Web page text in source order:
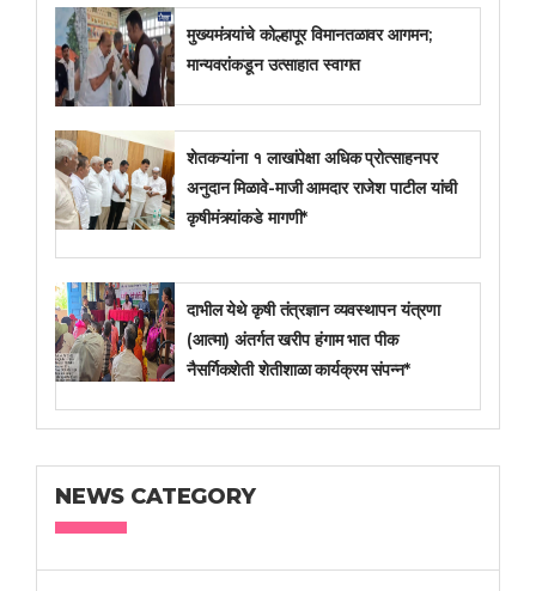
मुख्यमंत्र्यांचे कोल्हापूर विमानतळावर आगमन;
मान्यवरांकडून उत्साहात स्वागत
शेतकऱ्यांना १ लाखांपेक्षा अधिक प्रोत्साहनपर
अनुदान मिळावे-माजी आमदार राजेश पाटील यांची
कृषीमंत्र्यांकडे मागणी*
दाभील येथे कृषी तंत्रज्ञान व्यवस्थापन यंत्रणा
(आत्मा) अंतर्गत खरीप हंगाम भात पीक
नैसर्गिकशेती शेतीशाळा कार्यक्रम संपन्न*
NEWS CATEGORY